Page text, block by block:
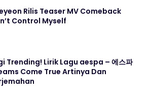
Rilis Teaser MV Comeback
Control Myself
Trending! Lirik Lagu aespa – 에스파
Come True Artinya Dan